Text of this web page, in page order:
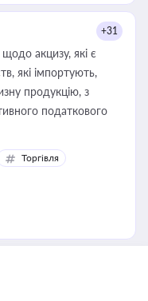
+31
акцизу, які є
які імпортують,
продукцію, з
податкового
Торгівля